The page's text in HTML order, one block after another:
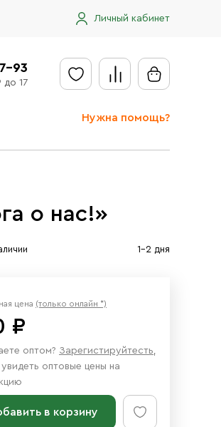
Личный кабинет
93
до 17
Нужна помощь?
Отправить заявку
Доставка в регионы
о нас!»
1-2 дня
цена (только онлайн *)
₽
оптом? Зарегистируйтесть,
оптовые цены на
в корзину